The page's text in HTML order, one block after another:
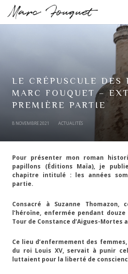
Les livres
Actualités
Contact
LE CRÉPUSCULE DES
MARC FOUQUET –
PREMIÈRE PARTIE
8 NOVEMBRE 2021 ACTUALITÉS
Pour présenter mon roman
papillons (Éditions Maïa), je
chapitre intitulé : les années
partie.
Consacré à Suzanne
l’héroïne, enfermée pendant
Tour de Constance d’Aigues-Mortes
Ce lieu d’enfermement des
du roi Louis XV, servait à punir
luttaient pour la liberté de